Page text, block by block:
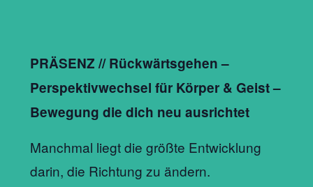
PRÄSENZ // Rückwärtsgehen –
Perspektivwechsel für Körper & Geist –
Bewegung die dich neu ausrichtet
Manchmal liegt die größte Entwicklung
darin, die Richtung zu ändern.